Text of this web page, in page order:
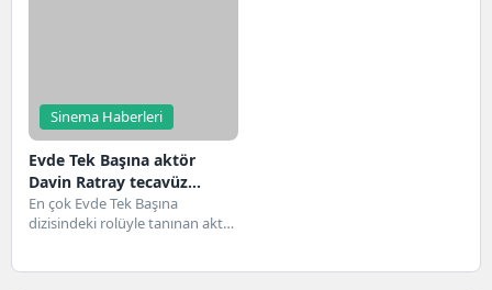
Sinema Haberleri
Evde Tek Başına aktör
Davin Ratray tecavüz
iddiasıyla soruşturma
altında
En çok Evde Tek Başına
dizisindeki rolüyle tanınan aktör